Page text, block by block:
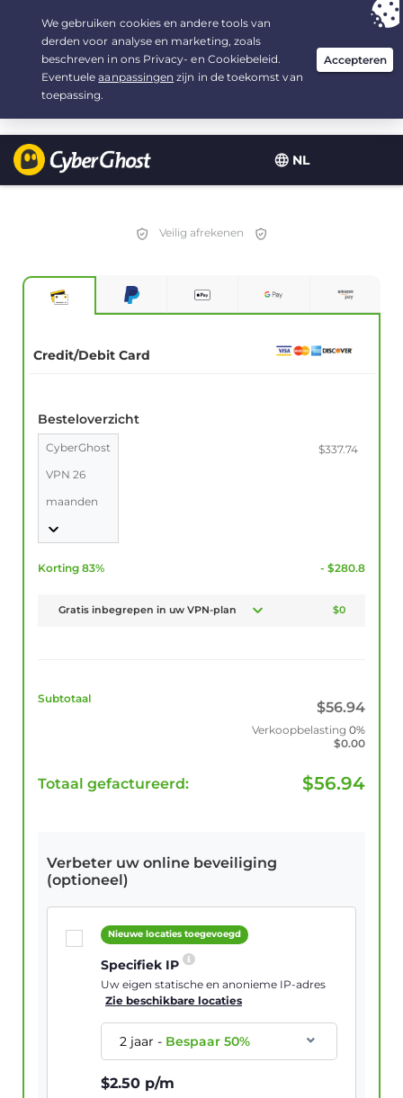
NL
Uw keuze:de beste aanbiedingvoor 2.1666666666667 jaar, voor $
2.19/maand
Veilig afrekenen
Credit/Debit Card
Besteloverzicht
CyberGhost
VPN 26
maanden
$337.74
Korting 83% - $280.8
Gratis inbegrepen in uw VPN-plan $0
Subtotaal
$56.94
Verkoopbelasting 0%
$0.00
Totaal gefactureerd: $56.94
Verbeter uw online beveiliging
(optioneel)
Nieuwe locaties toegevoegd
Specifiek IP
Uw eigen statische en anonieme IP-adres
Zie beschikbare locaties
2 jaar- Bespaar50%
$2.50 p/m